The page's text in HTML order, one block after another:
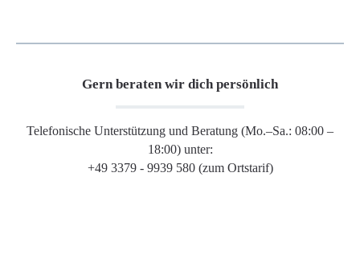
Gern beraten wir dich persönlich
Telefonische Unterstützung und Beratung (Mo.–Sa.: 08:00 –
18:00) unter:
+49 3379 - 9939 580 (zum Ortstarif)